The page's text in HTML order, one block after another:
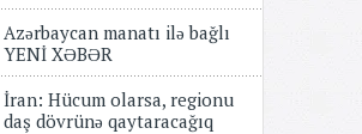
Azərbaycan manatı ilə bağlı
YENİ XƏBƏR
​​​​​​​İran: Hücum olarsa, regionu
daş dövrünə qaytaracağıq